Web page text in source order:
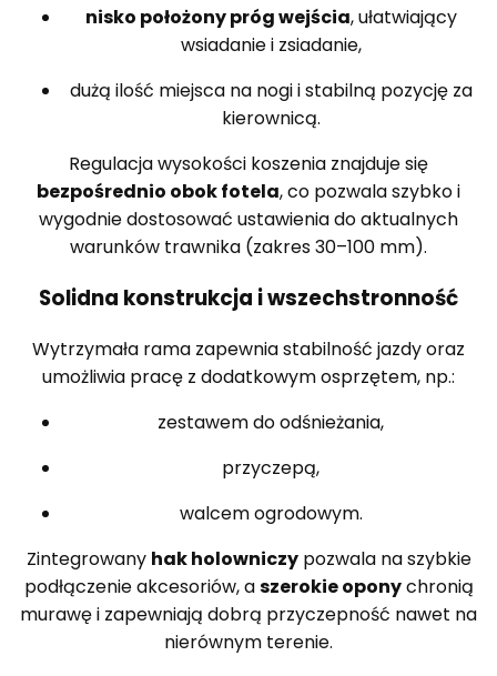
nisko położony próg wejścia, ułatwiający
wsiadanie i zsiadanie,
dużą ilość miejsca na nogi i stabilną pozycję za
kierownicą.
Regulacja wysokości koszenia znajduje się
bezpośrednio obok fotela, co pozwala szybko i
wygodnie dostosować ustawienia do aktualnych
warunków trawnika (zakres 30–100 mm).
Solidna konstrukcja i wszechstronność
Wytrzymała rama zapewnia stabilność jazdy oraz
umożliwia pracę z dodatkowym osprzętem, np.:
zestawem do odśnieżania,
przyczepą,
walcem ogrodowym.
Zintegrowany hak holowniczypozwala na szybkie
podłączenie akcesoriów, aszerokie oponychronią
murawę i zapewniają dobrą przyczepność nawet na
nierównym terenie.